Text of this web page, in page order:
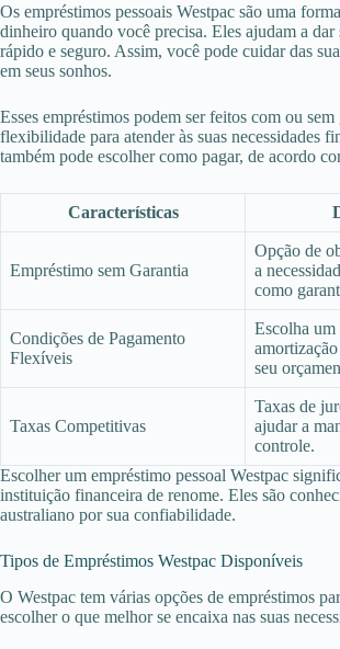
Os empréstimos pessoais Westpac são uma
dinheiro quando você precisa. Eles ajudam a
rápido e seguro. Assim, você pode cuidar das
em seus sonhos.
Esses empréstimos podem ser feitos com ou sem
flexibilidade para atender às suas necessidades
também pode escolher como pagar, de acordo
Características
Empréstimo sem Garantia
Opção de
a
como
Condições de Pagamento
Flexíveis
Escolha um
seu
Taxas Competitivas
Taxas de
ajudar a
controle.
Escolher um empréstimo pessoal Westpac
instituição financeira de renome. Eles são
australiano por sua confiabilidade.
Tipos de Empréstimos Westpac Disponíveis
O Westpac tem várias opções de empréstimos
escolher o que melhor se encaixa nas suas